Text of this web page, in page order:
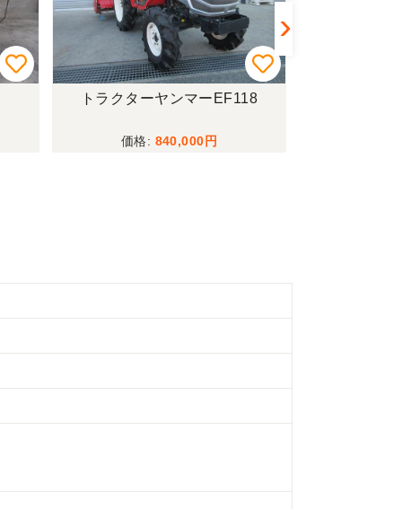
トラクターヤンマーEF118
840,000